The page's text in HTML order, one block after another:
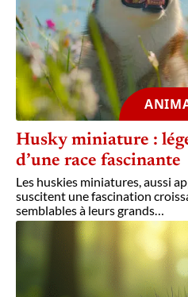
Husky miniature :
d’une race fascinante
Les huskies miniatures, aussi
suscitent une fascination
semblables à leurs grands